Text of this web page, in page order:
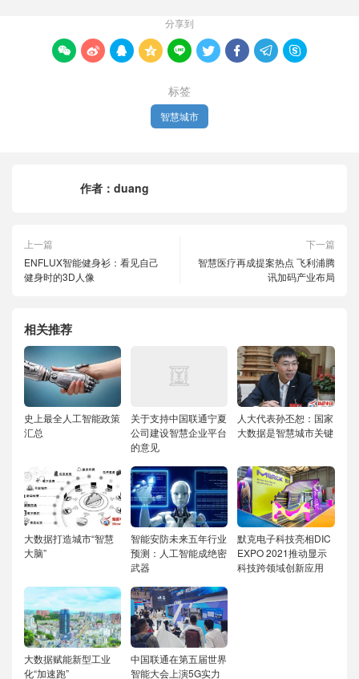
分享到
        
标签
智慧城市
作者： duang
上一篇
ENFLUX智能健身衫：看见自己
健身时的3D人像
下一篇
智慧医疗再成提案热点 飞利浦腾
讯加码产业布局
相关推荐
史上最全人工智能政策
汇总
关于支持中国联通宁夏
公司建设智慧企业平台
的意见
人大代表孙丕恕：国家
大数据是智慧城市关键
大数据打造城市“智慧
大脑”
智能安防未来五年行业
预测：人工智能成绝密
武器
默克电子科技亮相DIC
EXPO 2021推动显示
科技跨领域创新应用
大数据赋能新型工业
化“加速跑”
中国联通在第五届世界
智能大会上演5G实力